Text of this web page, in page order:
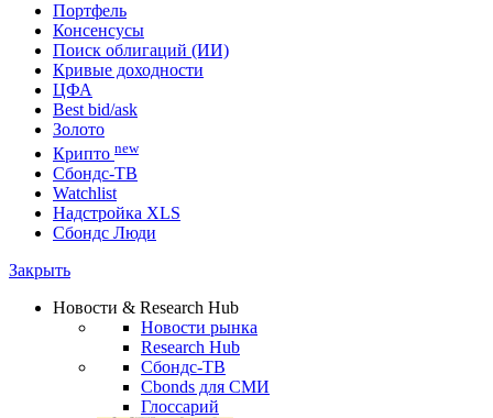
Портфель
Консенсусы
Поиск облигаций (ИИ)
Кривые доходности
ЦФА
Best bid/ask
Золото
Крипто new
Сбондс-ТВ
Watchlist
Надстройка XLS
Сбондс Люди
Закрыть
Новости & Research Hub
Новости рынка
Research Hub
Сбондс-ТВ
Cbonds для СМИ
Глоссарий